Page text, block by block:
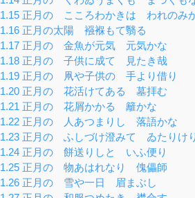
1.15正月の こころわかきは われのみ
1.16正月の太陽 襁褓もて翳る
1.17正月の 金魚が元気 元気かな
1.18正月の 子供に成て 見たき哉
1.19正月の 凧や子供の 手より借り
1.20正月の 花活けてある 墓拝む
1.21 正月の 花屑かかる 籬かな
1.22正月の 人あつまりし 落語かな
1.23正月の ふしづけ澄みて ゐたりけ
1.24正月の 餅送りしと いふ便り
1.25正月の 物あはれなり 傀儡師
1.26正月の 雪や一日 眉まぶし